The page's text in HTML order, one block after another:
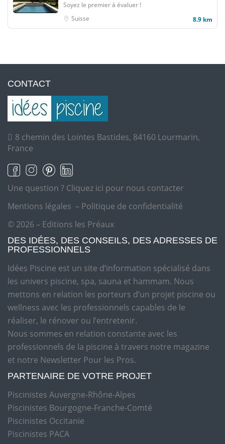
Soyez le premier à évaluer !
Suisse
8.9 km
CONTACT
8 chemin des Lointes Bastides, 84160 Lourmarin,
France
Une question ? Cliquez ici pour nous contacter
Mentions légales – Politique de confidentialité
© 2026 – Editions les Préaux
DES IDÉES, DES CONSEILS, DES ADRESSES DE
PROFESSIONNELS
Idées Piscine est un site d’information spécialisé dans
les univers piscine, spa, sauna et hammam. Nous
mettons en relation les porteurs d’un projet piscine ou
wellness avec les professionnels capables de le
réaliser, le rénover ou l’entretenir.
Nous sommes en relation constante avec les
professionnels de la piscine à travers notre magazine
et notre Newsletter Pour les Pros.
PARTENAIRE DE VOTRE PROJET
Piscinistes Auvergne-Rhône-Alpes
Piscinistes Bourgogne-Franche-Comté
Piscinistes Occitanie
Piscinistes PACA